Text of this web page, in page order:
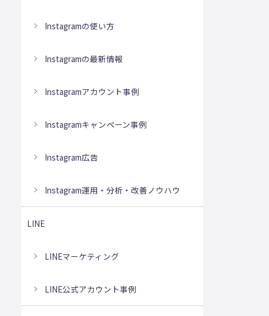
Instagramの使い方
Instagramの最新情報
Instagramアカウント事例
Instagramキャンペーン事例
Instagram広告
Instagram運用・分析・改善ノウハウ
LINE
LINEマーケティング
LINE公式アカウント事例